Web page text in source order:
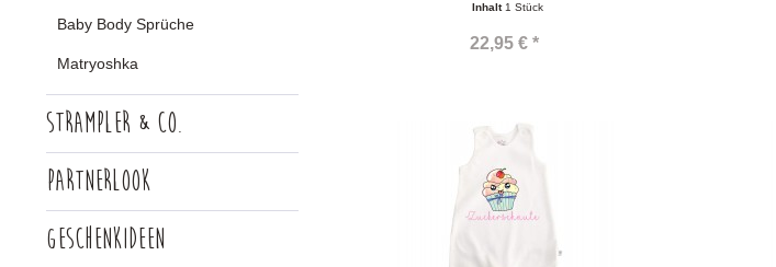
Baby Body Sprüche
Matryoshka
Strampler & Co.
Partnerlook
Geschenkideen
Inhalt1 Stück
22,95 € *